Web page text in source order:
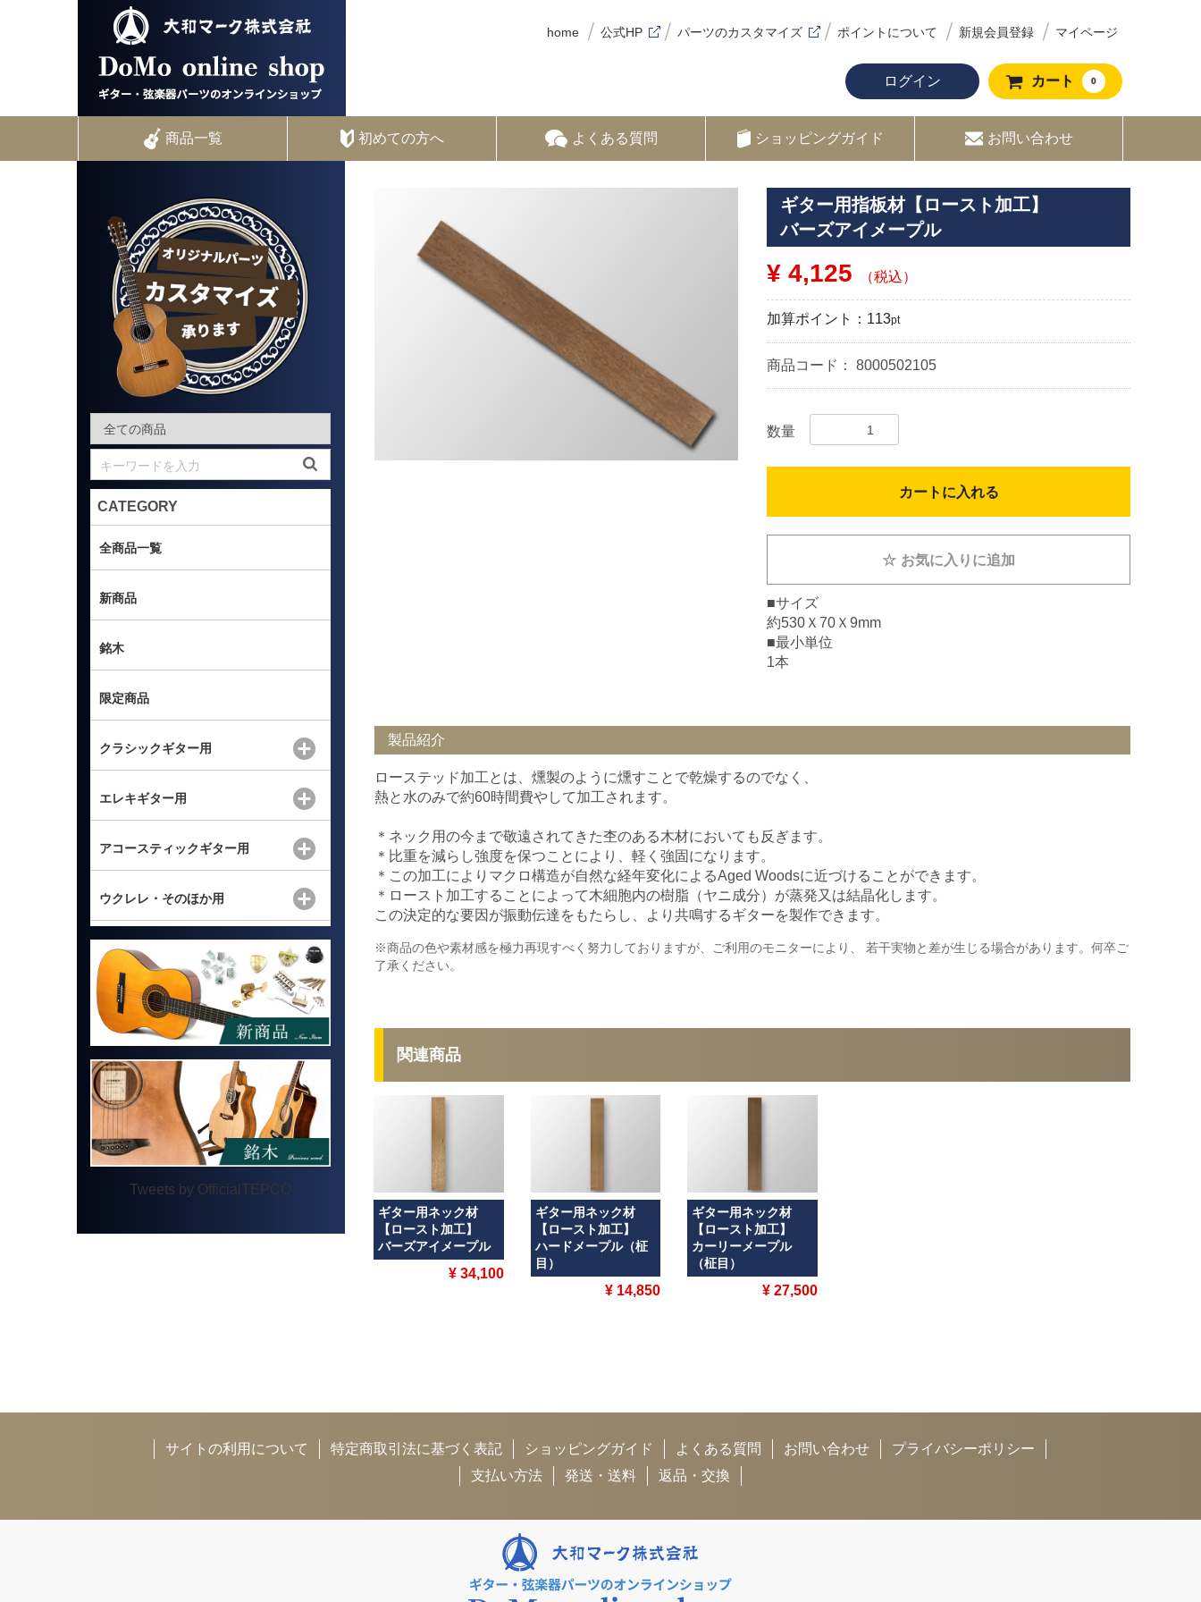
home 公式HP パーツのカスタマイズ ポイントについて 新規会員登録 マイページ
カート 0
ログイン
商品一覧 初めての方へ よくある質問 ショッピングガイド お問い合わせ
ギター用指板材【ロースト加工】
バーズアイメープル
¥ 4,125 （税込）
加算ポイント： 113pt
商品コード：8000502105
数量
カートに入れる
☆ お気に入りに追加
■サイズ
約530Ｘ70Ｘ9mm
■最小単位
1本
製品紹介
ローステッド加工とは、燻製のように燻すことで乾燥するのでなく、
熱と水のみで約60時間費やして加工されます。
＊ネック用の今まで敬遠されてきた杢のある木材においても反ぎます。
＊比重を減らし強度を保つことにより、軽く強固になります。
＊この加工によりマクロ構造が自然な経年変化によるAged Woodsに近づけることができます。
＊ロースト加工することによって木細胞内の樹脂（ヤニ成分）が蒸発又は結晶化します。
この決定的な要因が振動伝達をもたらし、より共鳴するギターを製作できます。
※商品の色や素材感を極力再現すべく努力しておりますが、ご利用のモニターにより、 若干実物と差が生じる場合があります。何卒ご
了承ください。
関連商品
ギター用ネック材
【ロースト加工】
バーズアイメープル
¥ 34,100
ギター用ネック材
【ロースト加工】
ハードメープル（柾
目）
¥ 14,850
ギター用ネック材
【ロースト加工】
カーリーメープル
（柾目）
¥ 27,500
CATEGORY
全商品一覧
新商品
銘木
限定商品
クラシックギター用
エレキギター用
アコースティックギター用
ウクレレ・そのほか用
Tweets by OfficialTEPCO
サイトの利用について 特定商取引法に基づく表記 ショッピングガイド よくある質問 お問い合わせ
プライバシーポリシー
支払い方法
発送・送料 返品・交換